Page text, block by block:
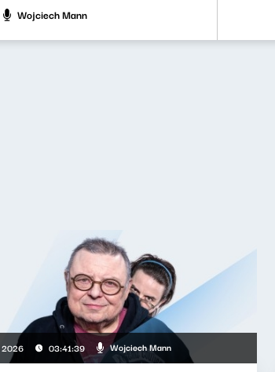
Wojciech Mann
2026 03:41:39 Wojciech Mann